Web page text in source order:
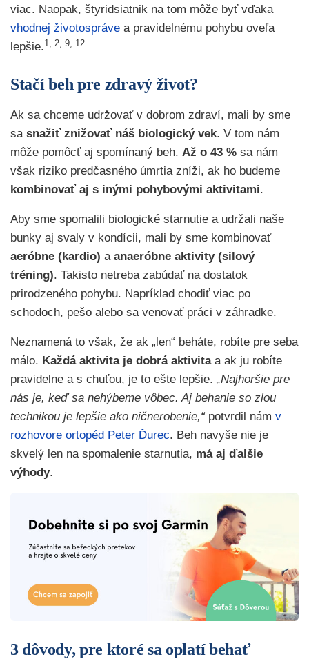
viac. Naopak, štyridsiatnik na tom môže byť vďaka
vhodnej životospráve a pravidelnému pohybu oveľa
lepšie.1, 2, 9, 12
Stačí beh pre zdravý život?
Ak sa chceme udržovať v dobrom zdraví, mali by sme
sa snažiť znižovať náš biologický vek. V tom nám
môže pomôcť aj spomínaný beh. Až o 43 % sa nám
však riziko predčasného úmrtia zníži, ak ho budeme
kombinovať aj s inými pohybovými aktivitami.
Aby sme spomalili biologické starnutie a udržali naše
bunky aj svaly v kondícii, mali by sme kombinovať
aeróbne (kardio) a anaeróbne aktivity (silový
tréning). Takisto netreba zabúdať na dostatok
prirodzeného pohybu. Napríklad chodiť viac po
schodoch, pešo alebo sa venovať práci v záhradke.
Neznamená to však, že ak „len“ beháte, robíte pre seba
málo. Každá aktivita je dobrá aktivita a ak ju robíte
pravidelne a s chuťou, je to ešte lepšie. „Najhoršie pre
nás je, keď sa nehýbeme vôbec. Aj behanie so zlou
technikou je lepšie ako ničnerobenie,“ potvrdil nám v
rozhovore ortopéd Peter Ďurec. Beh navyše nie je
skvelý len na spomalenie starnutia, má aj ďalšie
výhody.
3 dôvody, pre ktoré sa oplatí behať